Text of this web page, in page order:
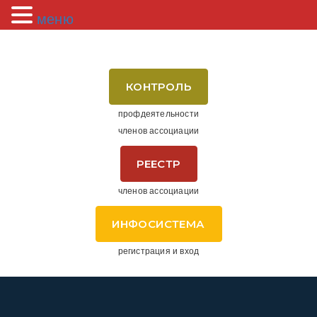
КОНТРОЛЬ
профдеятельности
членов ассоциации
РЕЕСТР
членов ассоциации
ИНФОСИСТЕМА
регистрация и вход
меню